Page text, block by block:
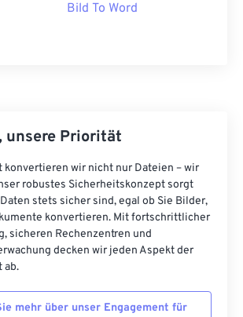
Bild To Word
unsere Priorität
konvertieren wir nicht nur Dateien – wir
robustes Sicherheitskonzept sorgt
stets sicher sind, egal ob Sie Bilder,
konvertieren. Mit fortschrittlicher
sicheren Rechenzentren und
decken wir jeden Aspekt der
ab.
mehr über unser Engagement für